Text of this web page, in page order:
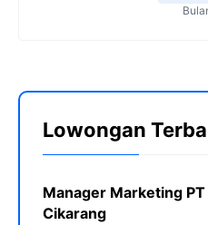
Lowongan
Manager Marketing
Cikarang